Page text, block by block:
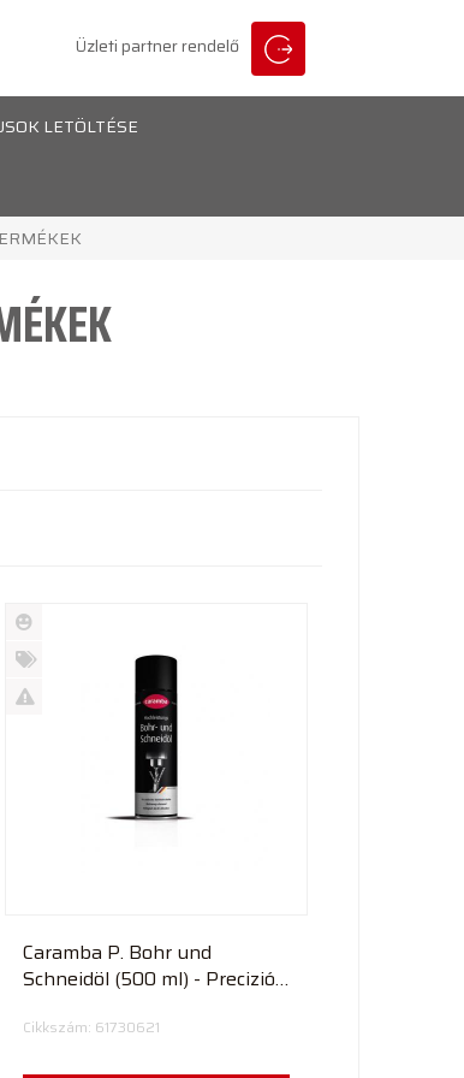
Üzleti partner rendelő
LETÖLTÉSE
Új
termék
%
Caramba P. Bohr und
Schneidöl (500 ml) - Preciziós
Cikkszám: 61730621